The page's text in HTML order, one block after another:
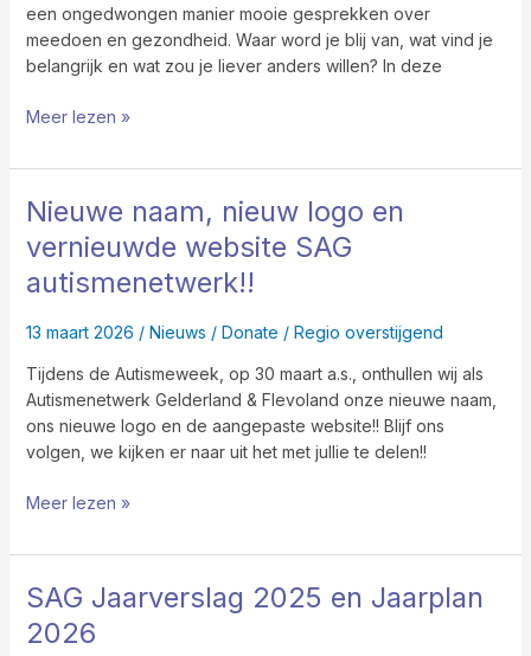
een ongedwongen manier mooie gesprekken over
meedoen en gezondheid. Waar word je blij van, wat vind je
belangrijk en wat zou je liever anders willen? In deze
Meer lezen »
Nieuwe naam, nieuw logo en
vernieuwde website SAG
autismenetwerk!!
13 maart 2026 / Nieuws / Donate / Regio overstijgend
Tijdens de Autismeweek, op 30 maart a.s., onthullen wij als
Autismenetwerk Gelderland & Flevoland onze nieuwe naam,
ons nieuwe logo en de aangepaste website!! Blijf ons
volgen, we kijken er naar uit het met jullie te delen!!
Nieuwe
nieuw
logo
vernieuwde
website
SAG
autismenetwerk!!
Meer lezen »
SAG Jaarverslag 2025 en Jaarplan
2026
SAG
2025